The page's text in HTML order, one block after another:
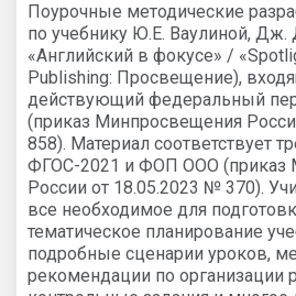
Поурочные методические
по учебнику Ю.Е. Ваулиной, Дж.
«Английский в фокусе» /
Publishing: Просвещение),
действующий федеральный
(приказ Минпросвещения
858). Материал соответствует
ФГОС-2021 и ФОП ООО (приказ
России от 18.05.2023 № 370).
все необходимое для
тематическое планирование
подробные сценарии уроков,
рекомендации по организации